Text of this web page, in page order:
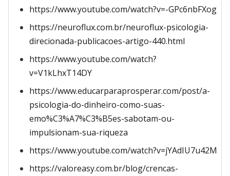
https://www.youtube.com/watch?v=-GPc6nbFXog
https://neuroflux.com.br/neuroflux-psicologia-
direcionada-publicacoes-artigo-440.html
https://www.youtube.com/watch?
v=V1kLhxT14DY
https://www.educarparaprosperar.com/post/a-
psicologia-do-dinheiro-como-suas-
emo%C3%A7%C3%B5es-sabotam-ou-
impulsionam-sua-riqueza
https://www.youtube.com/watch?v=jYAdIU7u42M
https://valoreasy.com.br/blog/crencas-